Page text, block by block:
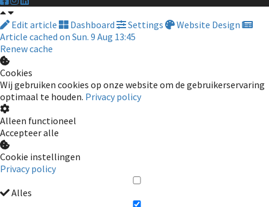
Edit article Dashboard Settings
Website Design
Article cached on Sun. 9 Aug 13:45
Renew cache
Cookies
Wij gebruiken cookies op onze website om de gebruikerservaring
optimaal te houden. Privacy policy
Alleen functioneel
Accepteer alle
Cookie instellingen
Privacy policy
Alles